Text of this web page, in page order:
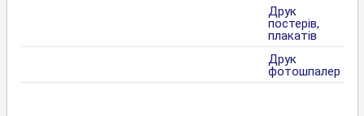
Друк
постерів,
плакатів
Друк
фотошпалер